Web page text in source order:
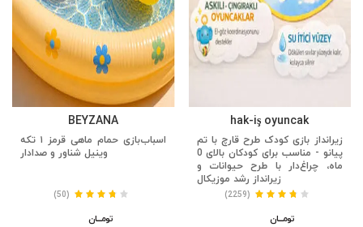
hak-iş oyuncak
زیرانداز بازی کودک طرح قارچ با تم
پیانو - مناسب برای کودکان بالای 0
ماه، چراغ‌دار با طرح حیوانات و
زیرانداز رشد موزیکال
(2259)
تومــــــان
BEYZANA
اسباب‌بازی حمام ماهی قرمز ۱ تکه
وینیل شناور و صدادار
(50)
تومــــــان